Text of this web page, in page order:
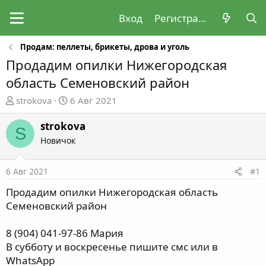
Вход Регистрация
Продам: пеллеты, брикеты, дрова и уголь
Продадим опилки Нижегородская
область Семеновский район
А
в
т
о
р
е
ы
strokova
Д
а
т
а
а
л
а
6 Авг 2021
S strokova
Новичок
6 Авг 2021 #1
Продадим опилки Нижегородская область
Семеновский район
8 (904) 041-97-86 Мария
В субботу и воскресенье пишите смс или в
WhatsApp